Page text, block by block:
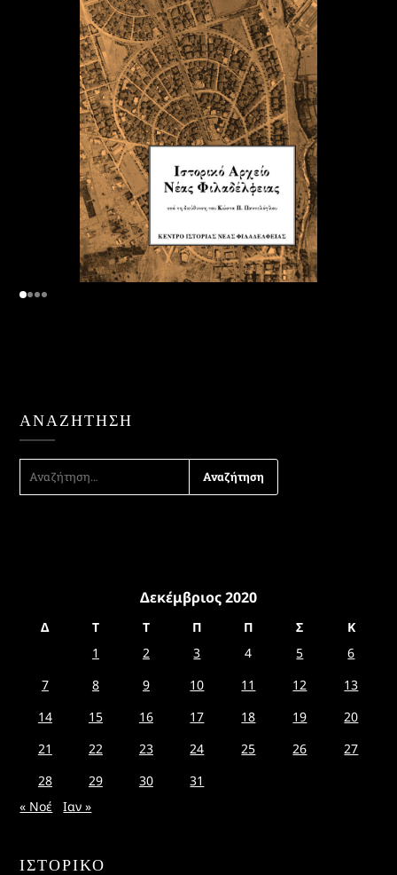
ΑΝΑΖΉΤΗΣΗ
ΓΙΑ:
Δεκέμβριος 2020
Δ Τ Τ Π Π Σ
Κ
1
2 3 4 5
6
7
8 9 10 11 12
13
14
15 16 17 18 19
20
21
22 23 24 25 26
27
28
29 30
31
« Νοέ
Ιαν »
ΙΣΤΟΡΙΚΌ